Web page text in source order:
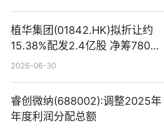
植华集团(01842.HK)拟折让约
15.38%配发2.4亿股 净筹780万
港元
2026-06-30
睿创微纳(688002):调整2025年
年度利润分配总额